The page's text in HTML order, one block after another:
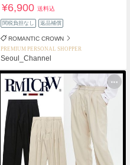
¥6,900送料込
関税負担なし 返品補償
ROMANTIC CROWN
PREMIUM PERSONAL SHOPPER
Seoul_Channel